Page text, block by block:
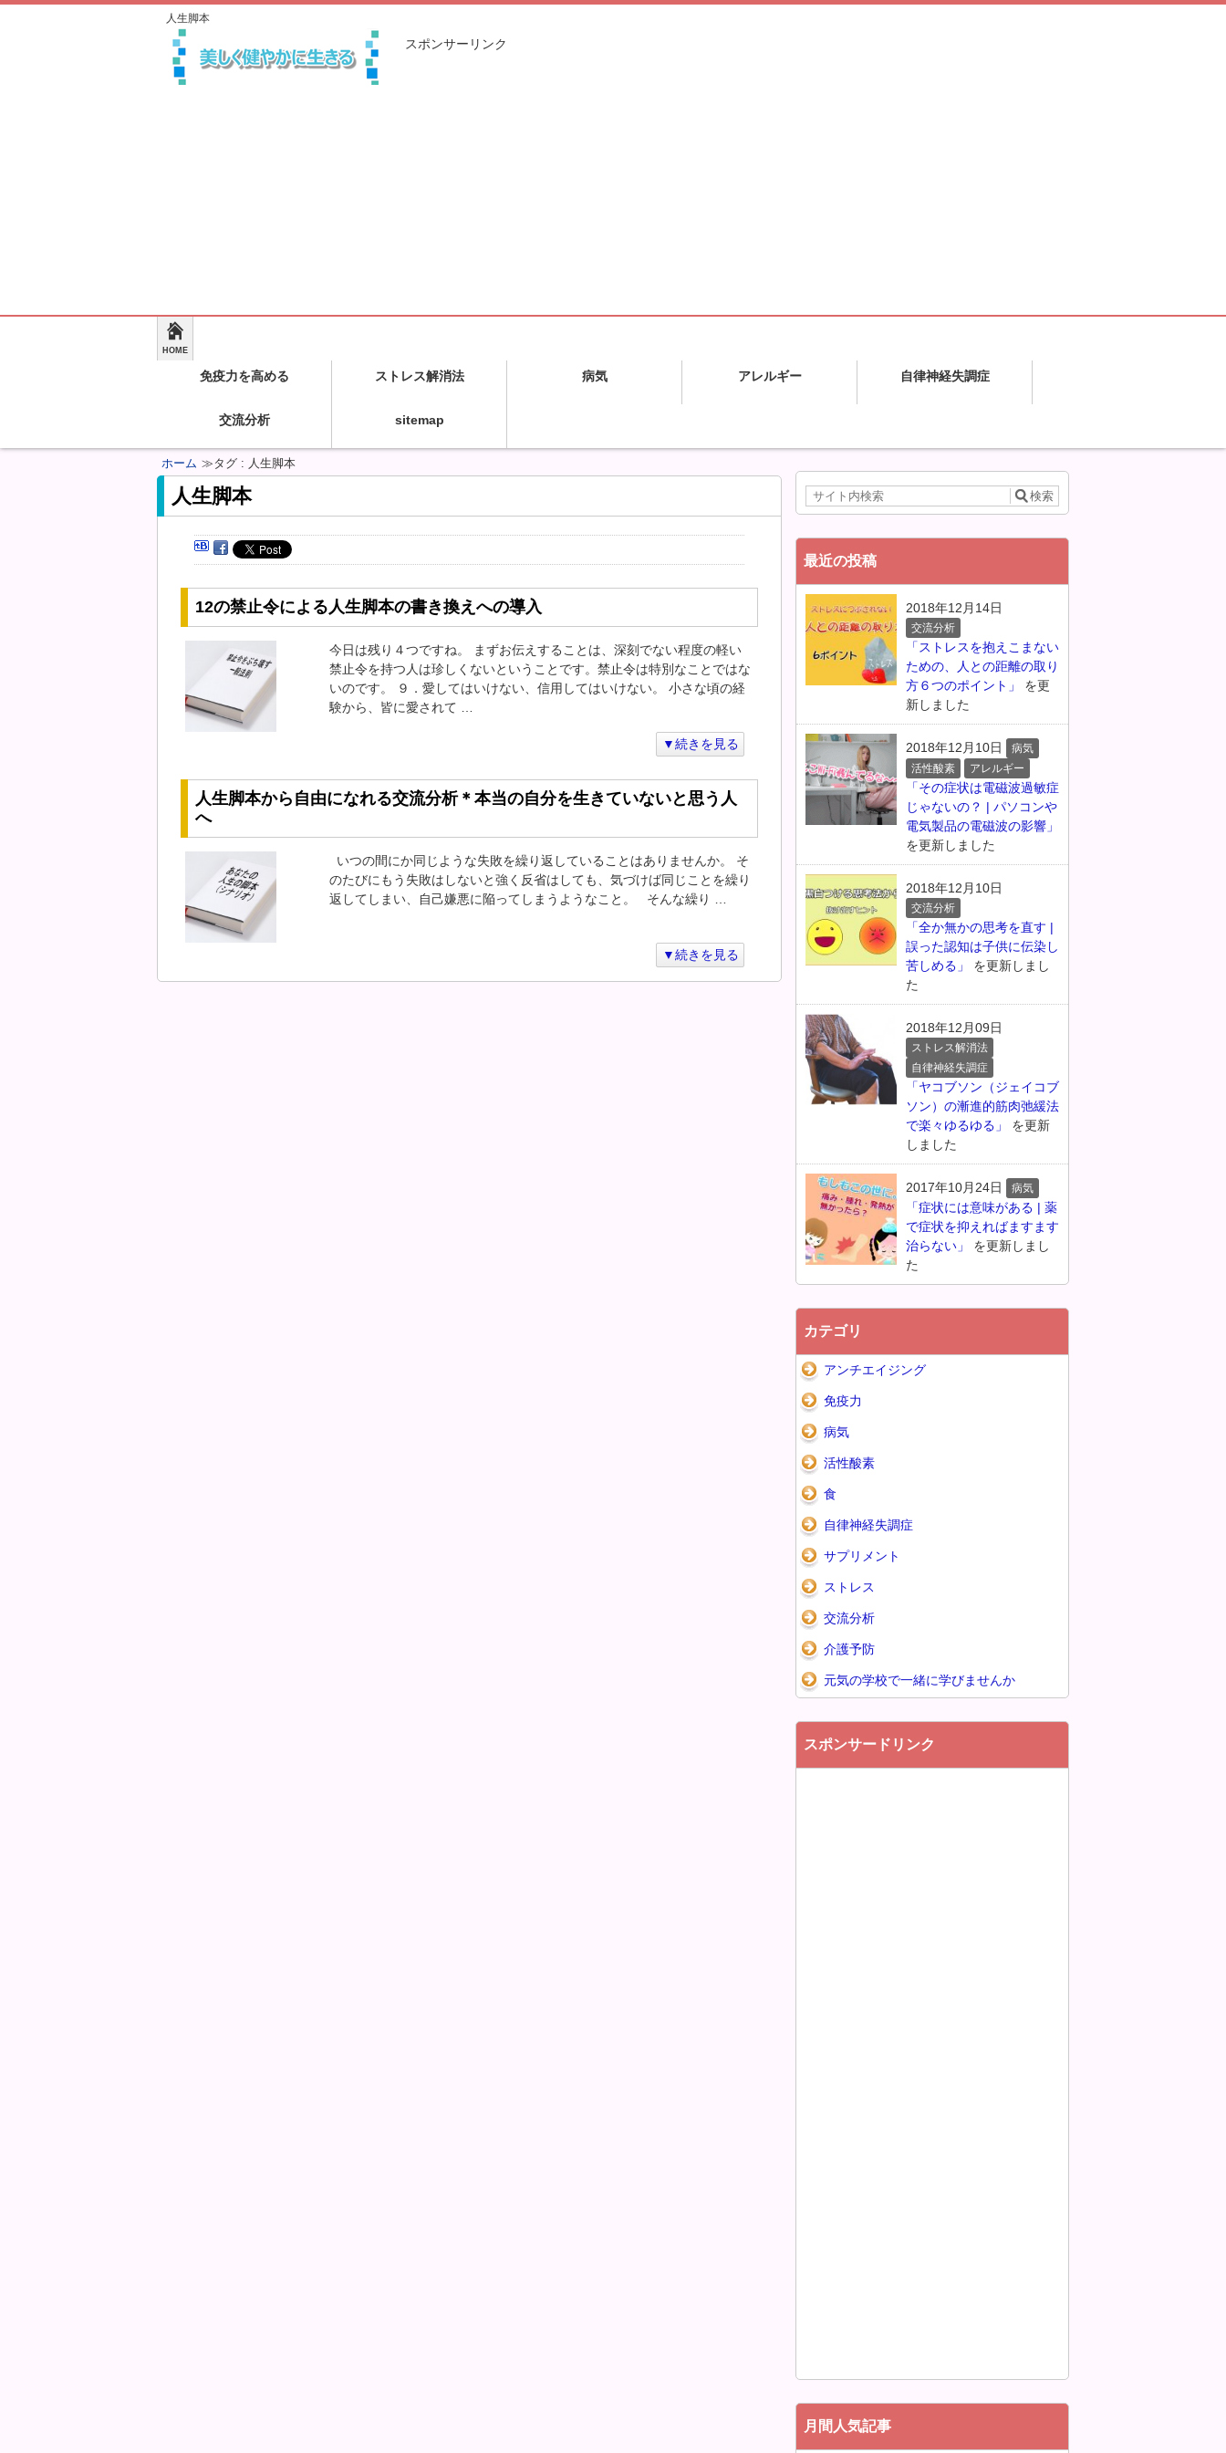
人生脚本
スポンサーリンク
HOME
免疫力を高める ストレス解消法 病気 アレルギー 自律神経失調症
交流分析 sitemap
ホーム ≫タグ : 人生脚本
人生脚本
12の禁止令による人生脚本の書き換えへの導入
今日は残り４つですね。 まずお伝えすることは、深刻でない程度の軽い
禁止令を持つ人は珍しくないということです。禁止令は特別なことではな
いのです。 ９．愛してはいけない、信用してはいけない。 小さな頃の経
験から、皆に愛されて …
▼続きを見る
人生脚本から自由になれる交流分析＊本当の自分を生きていないと思う人
へ
いつの間にか同じような失敗を繰り返していることはありませんか。 そ
のたびにもう失敗はしないと強く反省はしても、気づけば同じことを繰り
返してしまい、自己嫌悪に陥ってしまうようなこと。 そんな繰り …
▼続きを見る
最近の投稿
2018年12月14日
交流分析
「ストレスを抱えこまない
ための、人との距離の取り
方６つのポイント」 を更
新しました
2018年12月10日
病気
活性酸素
アレルギー
「その症状は電磁波過敏症
じゃないの？ | パソコンや
電気製品の電磁波の影響」
を更新しました
2018年12月10日
交流分析
「全か無かの思考を直す |
誤った認知は子供に伝染し
苦しめる」 を更新しまし
た
2018年12月09日
ストレス解消法
自律神経失調症
「ヤコブソン（ジェイコブ
ソン）の漸進的筋肉弛緩法
で楽々ゆるゆる」 を更新
しました
2017年10月24日 病気
「症状には意味がある | 薬
で症状を抑えればますます
治らない」 を更新しまし
た
カテゴリ
アンチエイジング
免疫力
病気
活性酸素
食
自律神経失調症
サプリメント
ストレス
交流分析
介護予防
元気の学校で一緒に学びませんか
スポンサードリンク
月間人気記事